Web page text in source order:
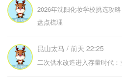
2026年沈阳化妆学校挑选攻
盘点梳理
昆山太马 / 前天 22:25
二次供水改造进入存量时代